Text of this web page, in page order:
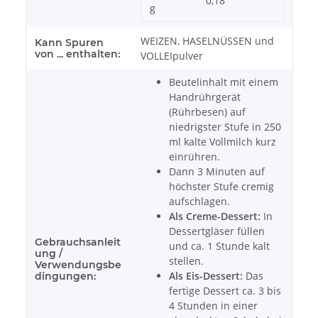
g
Kann Spuren
von ... enthalten:
WEIZEN, HASELNÜSSEN und
VOLLEIpulver
Gebrauchsanleit
ung /
Verwendungsbe
dingungen:
Beutelinhalt mit einem
Handrührgerät
(Rührbesen) auf
niedrigster Stufe in 250
ml kalte Vollmilch kurz
einrühren.
Dann 3 Minuten auf
höchster Stufe cremig
aufschlagen.
Als Creme-Dessert: In
Dessertgläser füllen
und ca. 1 Stunde kalt
stellen.
Als Eis-Dessert: Das
fertige Dessert ca. 3 bis
4 Stunden in einer